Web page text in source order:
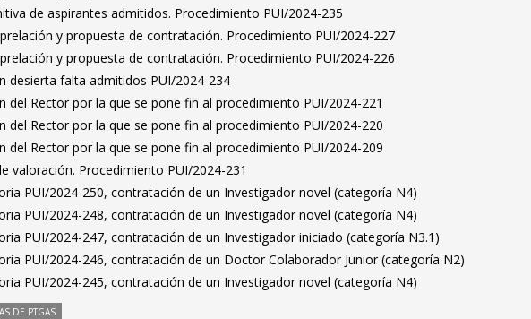
de aspirantes admitidos. Procedimiento PUI/2024-235
y propuesta de contratación. Procedimiento PUI/2024-227
y propuesta de contratación. Procedimiento PUI/2024-226
desierta falta admitidos PUI/2024-234
del Rector por la que se pone fin al procedimiento PUI/2024-221
del Rector por la que se pone fin al procedimiento PUI/2024-220
del Rector por la que se pone fin al procedimiento PUI/2024-209
valoración. Procedimiento PUI/2024-231
PUI/2024-250, contratación de un Investigador novel (categoría N4)
PUI/2024-248, contratación de un Investigador novel (categoría N4)
PUI/2024-247, contratación de un Investigador iniciado (categoría N3.1)
PUI/2024-246, contratación de un Doctor Colaborador Junior (categoría N2)
PUI/2024-245, contratación de un Investigador novel (categoría N4)
DE PTGAS